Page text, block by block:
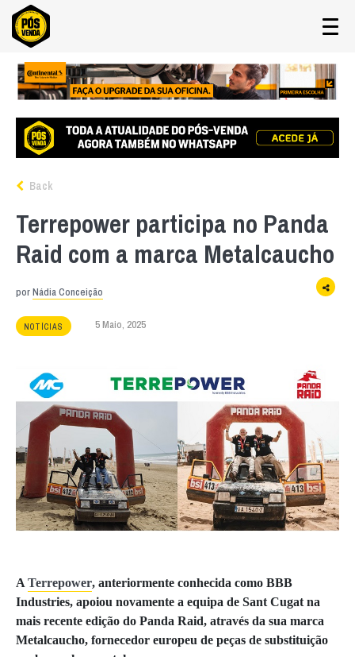
Back
Terrepower participa no Panda
Raid com a marca Metalcaucho
porNádia Conceição
NOTÍCIAS 5 Maio, 2025
A Terrepower, anteriormente conhecida como BBB
Industries, apoiou novamente a equipa de Sant Cugat na
mais recente edição do Panda Raid, através da sua marca
Metalcaucho, fornecedor europeu de peças de substituição